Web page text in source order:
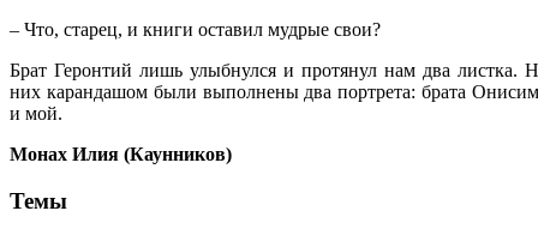
– Что, старец, и книги оставил мудрые свои?
Брат Геронтий лишь улыбнулся и протянул нам два листка.
них карандашом были выполнены два портрета: брата
и мой.
Монах Илия (Каунников)
Темы